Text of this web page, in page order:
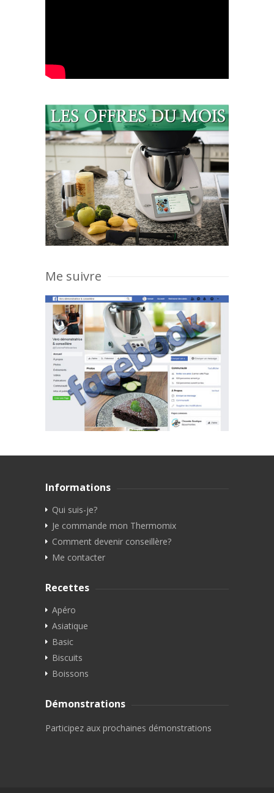
Me suivre
Informations
Qui suis-je?
Je commande mon Thermomix
Comment devenir conseillère?
Me contacter
Recettes
Apéro
Asiatique
Basic
Biscuits
Boissons
Démonstrations
Participez aux prochaines démonstrations